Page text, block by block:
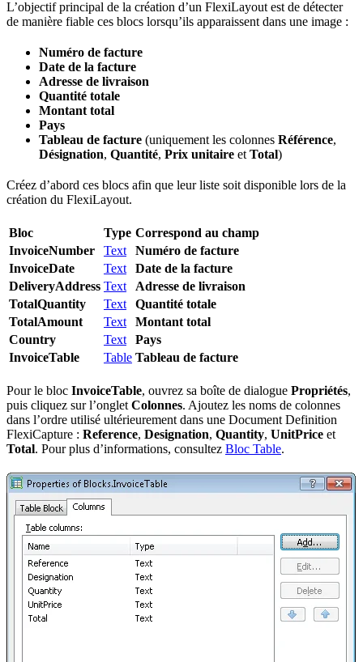
L’objectif principal de la création d’un FlexiLayout est de détecter
de manière fiable ces blocs lorsqu’ils apparaissent dans une image :
Numéro de facture
Date de la facture
Adresse de livraison
Quantité totale
Montant total
Pays
Tableau de facture (uniquement les colonnes Référence,
Désignation, Quantité, Prix unitaire et Total)
Créez d’abord ces blocs afin que leur liste soit disponible lors de la
création du FlexiLayout.
Bloc Type Correspond au champ
InvoiceNumber
Text
Numéro de facture
InvoiceDate
Text
Date de la facture
DeliveryAddress Text
Adresse de livraison
TotalQuantity
Text
Quantité totale
TotalAmount
Text
Montant total
Country
Text
Pays
InvoiceTable
Table Tableau de facture
Pour le bloc InvoiceTable, ouvrez sa boîte de dialogue Propriétés,
puis cliquez sur l’onglet Colonnes. Ajoutez les noms de colonnes
dans l’ordre utilisé ultérieurement dans une Document Definition
FlexiCapture : Reference, Designation, Quantity, UnitPrice et
Total. Pour plus d’informations, consultez Bloc Table.